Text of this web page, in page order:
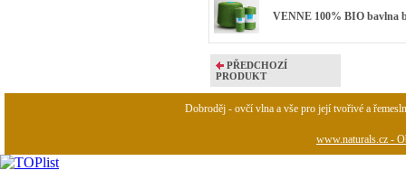
VENNE 100% BIO bavlna
PŘEDCHOZÍ
PRODUKT
Dobroděj - ovčí vlna a vše pro její tvořivé a
www.naturals.cz -